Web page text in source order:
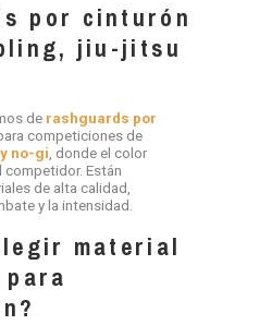
por cinturón
jiu-jitsu
de rashguards por
competiciones de
no-gi, donde el color
competidor. Están
de alta calidad,
y la intensidad.
material